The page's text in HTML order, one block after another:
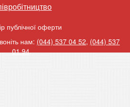
публічної оферти
нам: (044) 537 04 52, (044) 537
01 94.